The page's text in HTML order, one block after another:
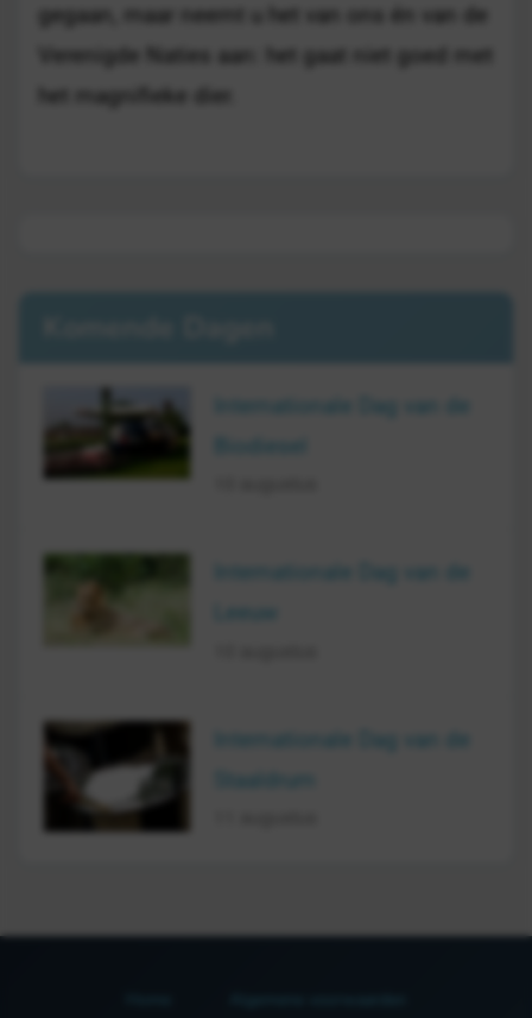
gegaan, maar neemt u het van ons én van de
Verenigde Naties aan: het gaat niet goed met
het magnifieke dier.
Internationale Dag van de
Internationale Dag van de
Internationale Dag van de